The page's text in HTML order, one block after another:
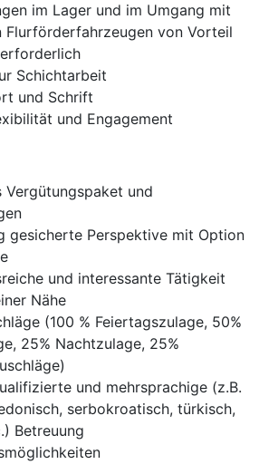
im Lager und im Umgang mit
Flurförderfahrzeugen von Vorteil
Schichtarbeit
und Schrift
und Engagement
Vergütungspaket und
gesicherte Perspektive mit Option
und interessante Tätigkeit
Nähe
(100 % Feiertagszulage, 50%
25% Nachtzulage, 25%
und mehrsprachige (z.B.
serbokroatisch, türkisch,
Betreuung